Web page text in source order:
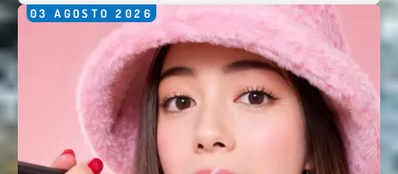
03 AGOSTO 2026